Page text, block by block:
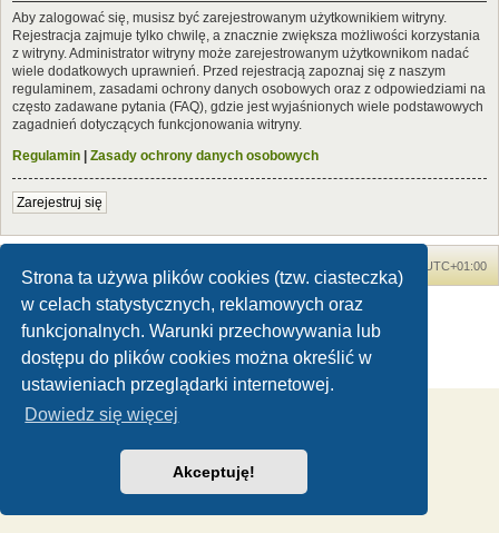
Strona ta używa plików cookies (tzw. ciasteczka)
w celach statystycznych, reklamowych oraz
funkcjonalnych. Warunki przechowywania lub
dostępu do plików cookies można określić w
ustawieniach przeglądarki internetowej.
Dowiedz się więcej
Akceptuję!
Aby zalogować się, musisz być zarejestrowanym użytkownikiem witryny.
Rejestracja zajmuje tylko chwilę, a znacznie zwiększa możliwości korzystania
z witryny. Administrator witryny może zarejestrowanym użytkownikom nadać
wiele dodatkowych uprawnień. Przed rejestracją zapoznaj się z naszym
regulaminem, zasadami ochrony danych osobowych oraz z odpowiedziami na
często zadawane pytania (FAQ), gdzie jest wyjaśnionych wiele podstawowych
zagadnień dotyczących funkcjonowania witryny.
Regulamin | Zasady ochrony danych osobowych
Zarejestruj się
UTC+01:00
Dinozaury.com© 2006-2020
Technologię dostarczaphpBB® Forum Software © phpBB Limited
Zasady ochrony danych osobowych|Regulamin